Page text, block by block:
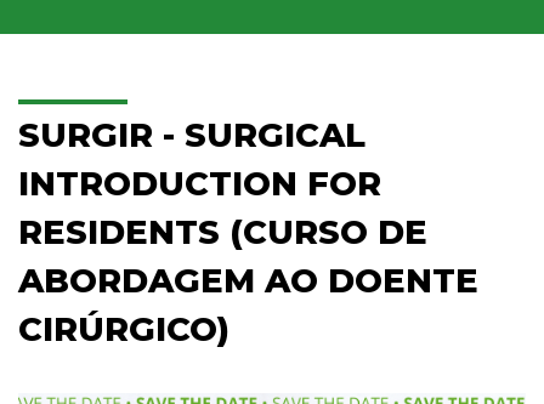
SURGIR - SURGICAL
INTRODUCTION FOR
RESIDENTS (CURSO DE
ABORDAGEM AO DOENTE
CIRÚRGICO)